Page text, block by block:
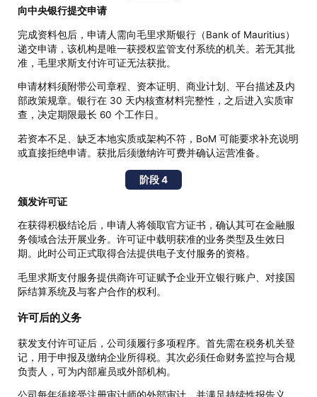
向中央银行提交申请
完成资料包后，申请人需向毛里求斯银行（Bank of Mauritius）
递交申请，该机构是唯一获授权监管支付系统的机关。若无其批
准，毛里求斯支付许可证无法获批。
申请材料须附带公司章程、资本证明、商业计划、平台描述及内
部政策规章。银行在 30 天内核查材料完整性，之后进入实质审
查，决定期限最长 60 个工作日。
若资本不足、缺乏本地实质或架构不符，BoM 可能要求补充说明
或直接拒绝申请。获批后须缴纳许可费并确认运营准备。
阶段 4
颁发许可证
在获得积极结论后，申请人将领取官方证书，确认其可在金融服
务领域合法开展业务。许可证中载明获准的业务类型及生效日
期。此时公司正式取得合法提供电子支付服务的资格。
毛里求斯支付服务提供商许可证赋予企业开立银行账户、对接国
际结算系统及与客户合作的权利。
许可后的义务
获发支付许可证后，公司须履行多项程序。首先需在税务机关登
记，用于申报及缴纳企业所得税。其次必须任命财务监控与合规
负责人，可为内部雇员或外部机构。